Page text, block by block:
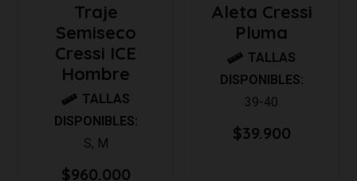
Traje
Semiseco
Cressi ICE
Hombre
TALLAS
DISPONIBLES:
S, M
$960.000
Aleta Cressi
Pluma
TALLAS
DISPONIBLES:
39-40
$39.900